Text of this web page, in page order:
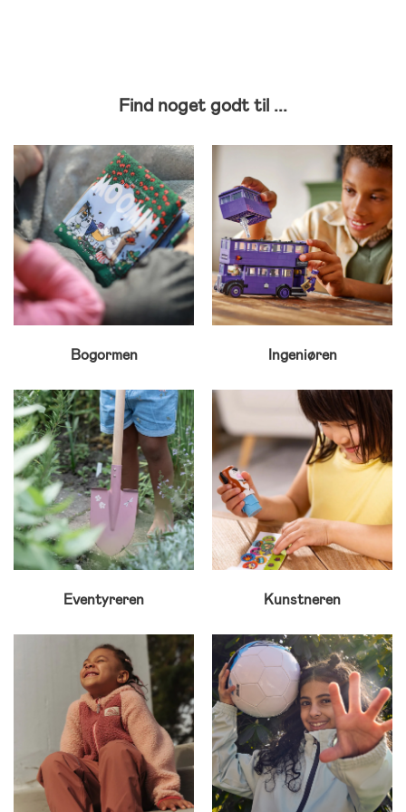
Find noget godt til ...
Bogormen Ingeniøren
Eventyreren Kunstneren